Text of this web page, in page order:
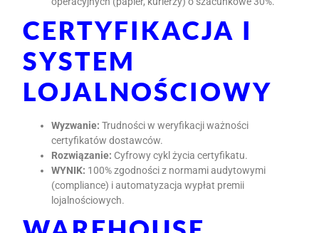
CERTYFIKACJA I
SYSTEM
LOJALNOŚCIOWY
Wyzwanie: Trudności w weryfikacji ważności
certyfikatów dostawców.
Rozwiązanie: Cyfrowy cykl życia certyfikatu.
WYNIK: 100% zgodności z normami audytowymi
(compliance) i automatyzacja wypłat premii
lojalnościowych.